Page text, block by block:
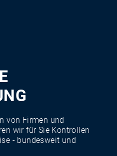
von Firmen und
wir für Sie Kontrollen
- bundesweit und